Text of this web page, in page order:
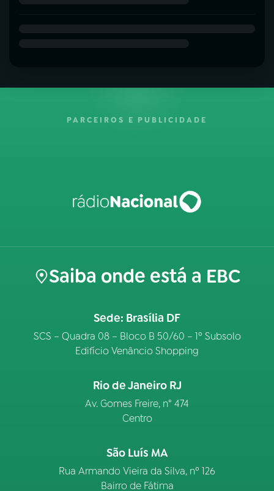
PARCEIROS E PUBLICIDADE
Saiba onde está a EBC
Sede: Brasília DF
SCS – Quadra 08 – Bloco B 50/60 – 1º Subsolo
Edifício Venâncio Shopping
Rio de Janeiro RJ
Av. Gomes Freire, n° 474
Centro
São Luís MA
Rua Armando Vieira da Silva, nº 126
Bairro de Fátima